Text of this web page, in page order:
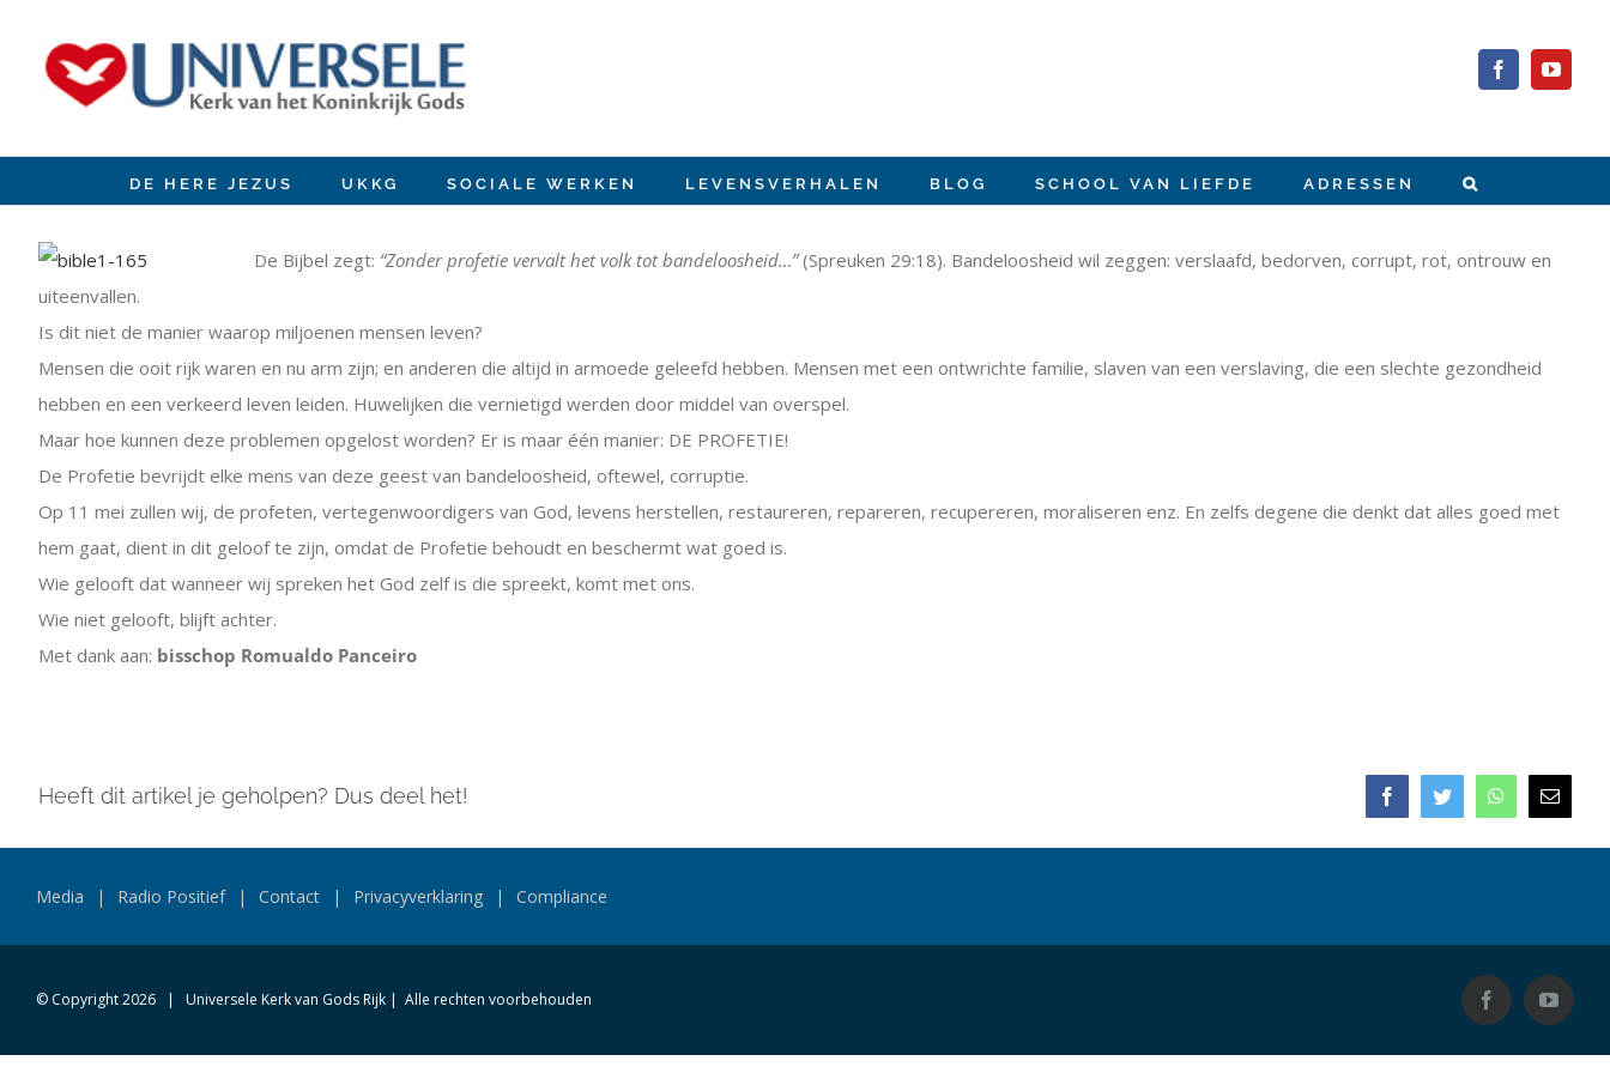
Facebook
DE HERE JEZUS UKKG SOCIALE WERKEN LEVENSVERHALEN BLOG SCHOOL VAN LIEFDE ADRESSEN
Larger
Image
De Bijbel zegt: “Zonder profetie vervalt het volk tot bandeloosheid…”(Spreuken 29:18). Bandeloosheid wil zeggen: verslaafd, bedorven, corrupt, rot, ontrouw en
uiteenvallen.
Is dit niet de manier waarop miljoenen mensen leven?
Mensen die ooit rijk waren en nu arm zijn; en anderen die altijd in armoede geleefd hebben. Mensen met een ontwrichte familie, slaven van een verslaving, die een slechte gezondheid
hebben en een verkeerd leven leiden. Huwelijken die vernietigd werden door middel van overspel.
Maar hoe kunnen deze problemen opgelost worden? Er is maar één manier: DE PROFETIE!
De Profetie bevrijdt elke mens van deze geest van bandeloosheid, oftewel, corruptie.
Op 11 mei zullen wij, de profeten, vertegenwoordigers van God, levens herstellen, restaureren, repareren, recupereren, moraliseren enz. En zelfs degene die denkt dat alles goed met
hem gaat, dient in dit geloof te zijn, omdat de Profetie behoudt en beschermt wat goed is.
Wie gelooft dat wanneer wij spreken het God zelf is die spreekt, komt met ons.
Wie niet gelooft, blijft achter.
Met dank aan: bisschop Romualdo Panceiro
Heeft dit artikel je geholpen? Dus deel het! FacebookTwitterWhatsApp
E-
mail
Media Radio Positief Contact Privacyverklaring Compliance
© Copyright2026 | Universele Kerk van Gods Rijk | Alle rechten voorbehouden Facebook